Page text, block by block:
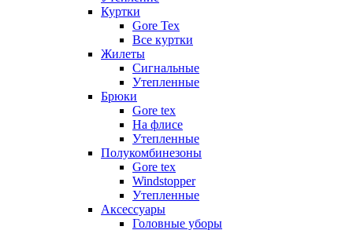
Куртки
Gore Tex
Все куртки
Жилеты
Сигнальные
Утепленные
Брюки
Gore tex
На флисе
Утепленные
Полукомбинезоны
Gore tex
Windstopper
Утепленные
Аксессуары
Головные уборы